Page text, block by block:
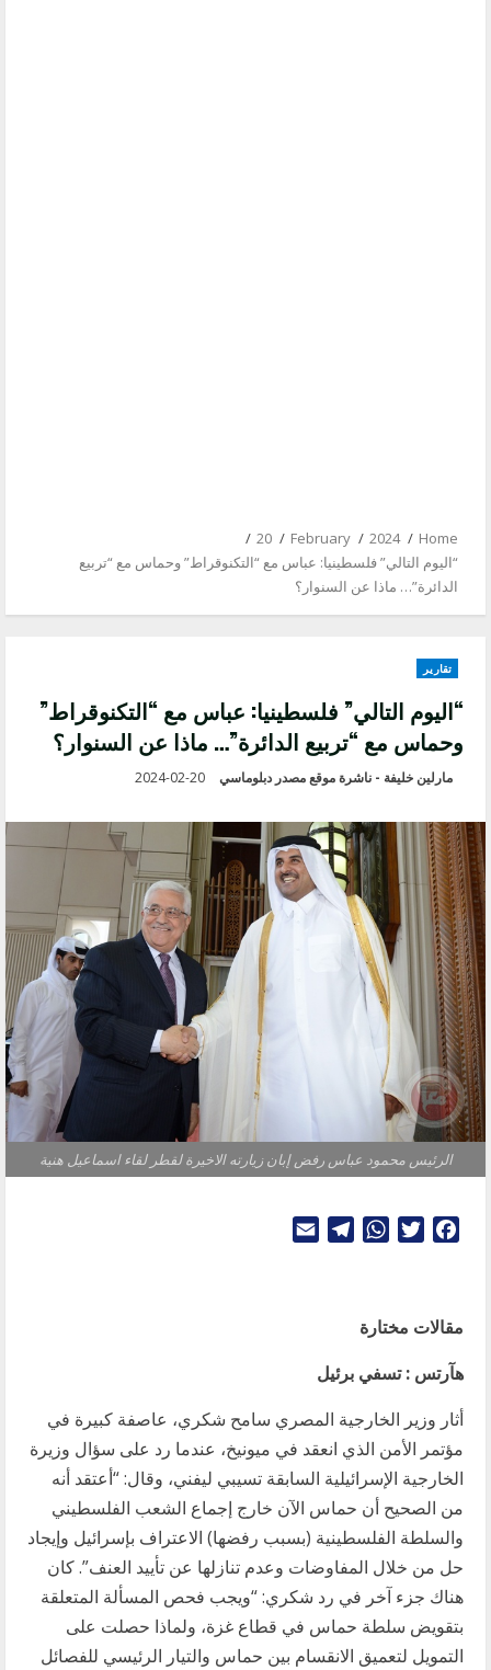
Home
2024
February
20
“اليوم التالي” فلسطينيا: عباس مع “التكنوقراط” وحماس مع “تربيع
الدائرة”… ماذا عن السنوار؟
تقارير
“اليوم التالي” فلسطينيا: عباس مع “التكنوقراط”
وحماس مع “تربيع الدائرة”… ماذا عن السنوار؟
مارلين خليفة - ناشرة موقع مصدر دبلوماسي 2024-02-20
الرئيس محمود عباس رفض إبان زيارته الاخيرة لقطر لقاء اسماعيل هنية
Facebook
Twitter
WhatsApp
Telegram
Email
مقالات مختارة
هآرتس : تسفي برئيل
أثار وزير الخارجية المصري سامح شكري، عاصفة كبيرة في
مؤتمر الأمن الذي انعقد في ميونيخ، عندما رد على سؤال وزيرة
الخارجية الإسرائيلية السابقة تسيبي ليفني، وقال: “أعتقد أنه
من الصحيح أن حماس الآن خارج إجماع الشعب الفلسطيني
والسلطة الفلسطينية (بسبب رفضها) الاعتراف بإسرائيل وإيجاد
حل من خلال المفاوضات وعدم تنازلها عن تأييد العنف”. كان
هناك جزء آخر في رد شكري: “ويجب فحص المسألة المتعلقة
بتقويض سلطة حماس في قطاع غزة، ولماذا حصلت على
التمويل لتعميق الانقسام بين حماس والتيار الرئيسي للفصائل